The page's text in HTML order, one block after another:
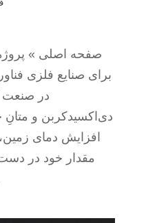
صفحه اصلی »
برای صنایع فلزی
در صنعت
دی‌اکسیدکربن و متانِ
افزایش دمای